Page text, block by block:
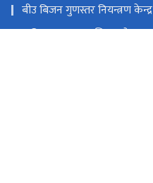
बीउ बिजन गुणस्तर नियन्त्रण केन्द्र
कृषि सूचना तथा प्रशिक्षण केन्द्र